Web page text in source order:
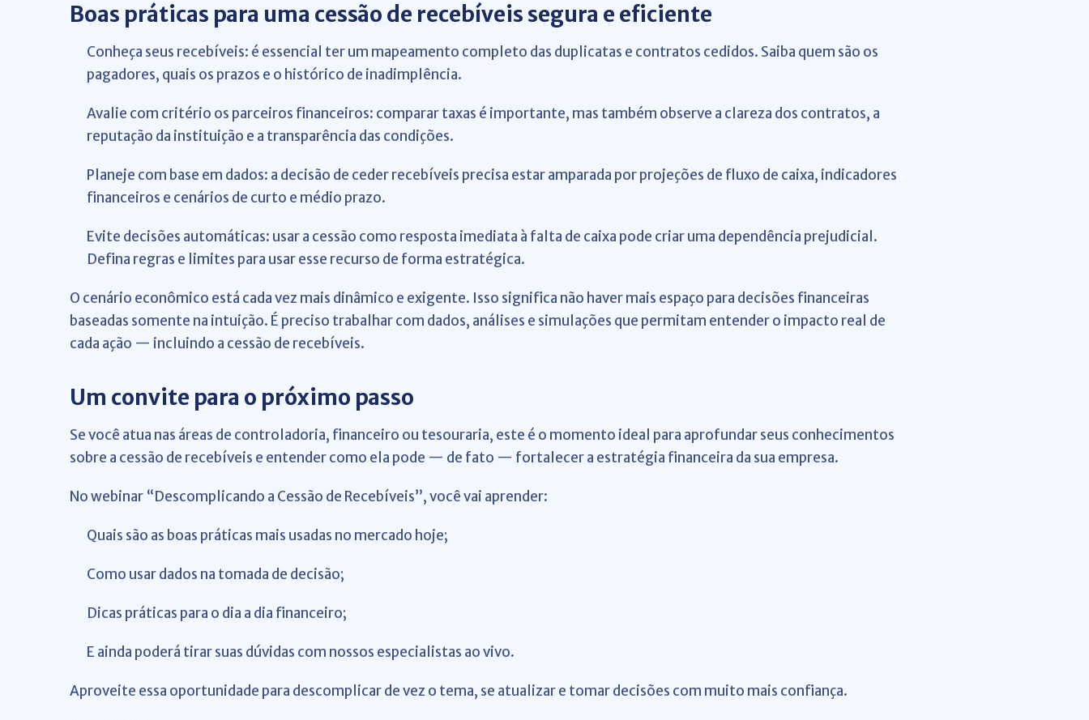
Boas práticas para uma cessão de recebíveis segura e eficiente
Conheça seus recebíveis: é essencial ter um mapeamento completo das duplicatas e contratos cedidos. Saiba quem são os
pagadores, quais os prazos e o histórico de inadimplência.
Avalie com critério os parceiros financeiros: comparar taxas é importante, mas também observe a clareza dos contratos, a
reputação da instituição e a transparência das condições.
Planeje com base em dados: a decisão de ceder recebíveis precisa estar amparada por projeções de fluxo de caixa, indicadores
financeiros e cenários de curto e médio prazo.
Evite decisões automáticas: usar a cessão como resposta imediata à falta de caixa pode criar uma dependência prejudicial.
Defina regras e limites para usar esse recurso de forma estratégica.
O cenário econômico está cada vez mais dinâmico e exigente. Isso significa não haver mais espaço para decisões financeiras
baseadas somente na intuição. É preciso trabalhar com dados, análises e simulações que permitam entender o impacto real de
cada ação — incluindo a cessão de recebíveis.
Um convite para o próximo passo
Se você atua nas áreas de controladoria, financeiro ou tesouraria, este é o momento ideal para aprofundar seus conhecimentos
sobre a cessão de recebíveis e entender como ela pode — de fato — fortalecer a estratégia financeira da sua empresa.
No webinar “Descomplicando a Cessão de Recebíveis”, você vai aprender:
Quais são as boas práticas mais usadas no mercado hoje;
Como usar dados na tomada de decisão;
Dicas práticas para o dia a dia financeiro;
E ainda poderá tirar suas dúvidas com nossos especialistas ao vivo.
Aproveite essa oportunidade para descomplicar de vez o tema, se atualizar e tomar decisões com muito mais confiança.